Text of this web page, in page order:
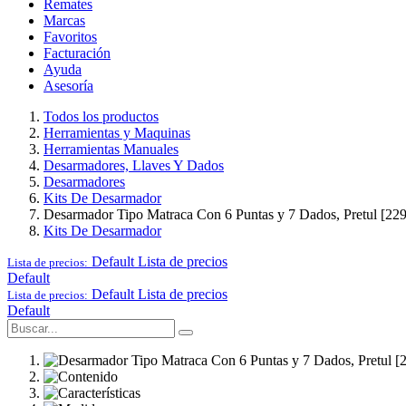
Remates
Marcas
Favoritos
Facturación
Ayuda
Asesoría
Todos los productos
Herramientas y Maquinas
Herramientas Manuales
Desarmadores, Llaves Y Dados
Desarmadores
Kits De Desarmador
Desarmador Tipo Matraca Con 6 Puntas y 7 Dados, Pretul
Kits De Desarmador
Lista de precios: Default Lista de precios
Default
Lista de precios: Default Lista de precios
Default